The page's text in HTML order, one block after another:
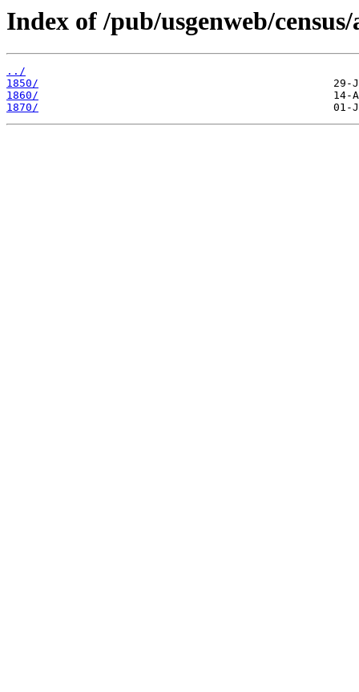
Index of /pub/usgenweb/
../
1850/
1860/
1870/